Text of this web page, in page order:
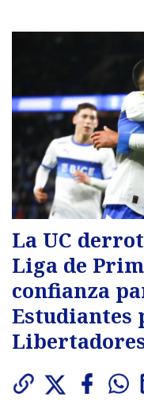
La UC
Liga de
confianza
Estudiantes